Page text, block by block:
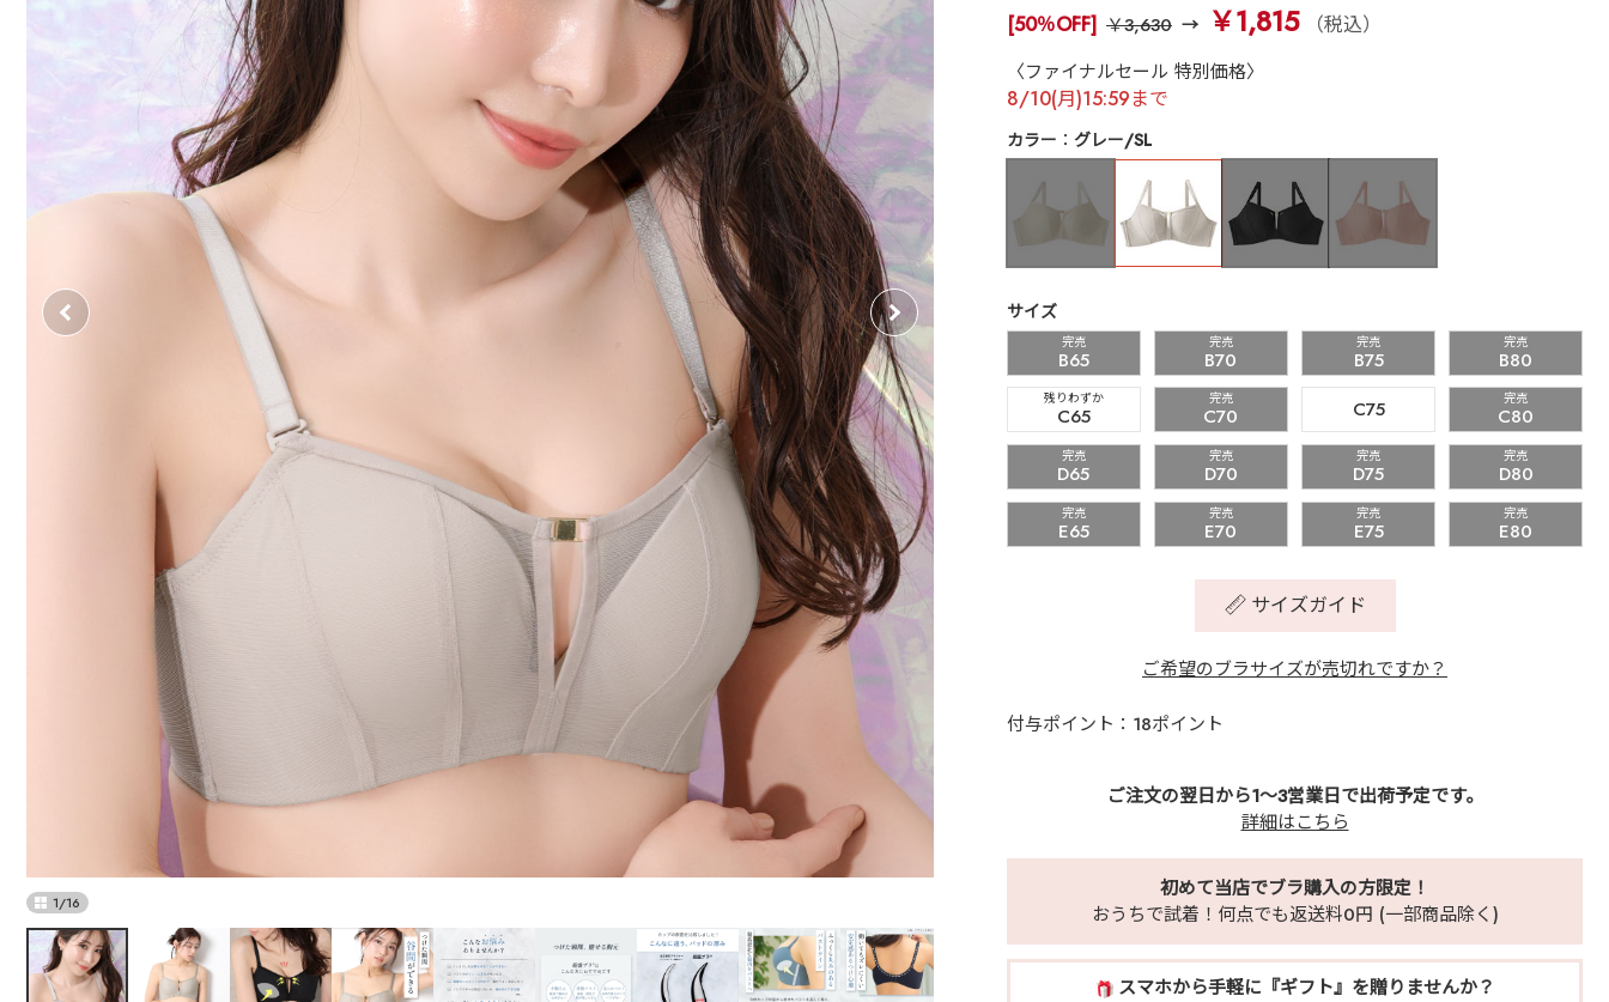
1/16
[50％OFF] ￥3,630 ￥1,815 （税込）
〈ファイナルセール 特別価格〉
8/10(月)15:59まで
カラー グレー/SL
サイズ
完売
B65
完売
B70
完売
B75
完売
B80
残りわずか
C65
完売
C70 C75 完売
C80
完売
D65
完売
D70
完売
D75
完売
D80
完売
E65
完売
E70
完売
E75
完売
E80
サイズガイド
ご希望のブラサイズが売切れですか？
付与ポイント：18ポイント
ご注文の翌日から1～3営業日で出荷予定です。
詳細はこちら
初めて当店でブラ購入の方限定！
おうちで試着！何点でも返送料0円 (一部商品除く)
スマホから手軽に『ギフト』を贈りませんか？